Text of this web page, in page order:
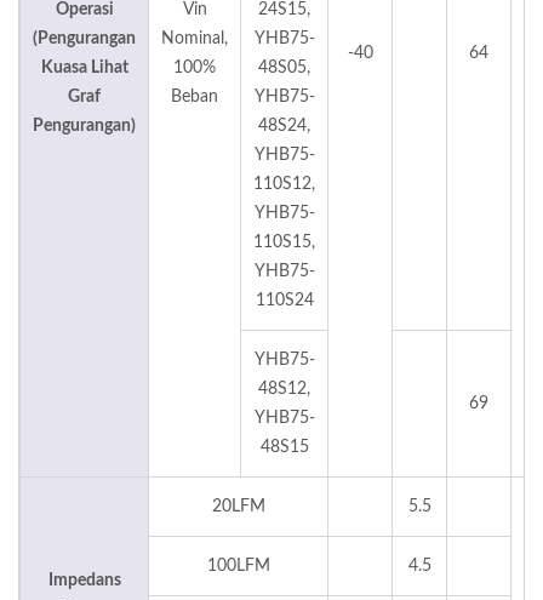
Operasi
(Pengurangan
Kuasa Lihat
Graf
Pengurangan)
Vin
Nominal,
100%
Beban
-40
24S15,
YHB75-
48S05,
YHB75-
48S24,
YHB75-
110S12,
YHB75-
110S15,
YHB75-
110S24
64
YHB75-
48S12,
YHB75-
48S15
69
Impedans
20LFM 5.5
100LFM 4.5